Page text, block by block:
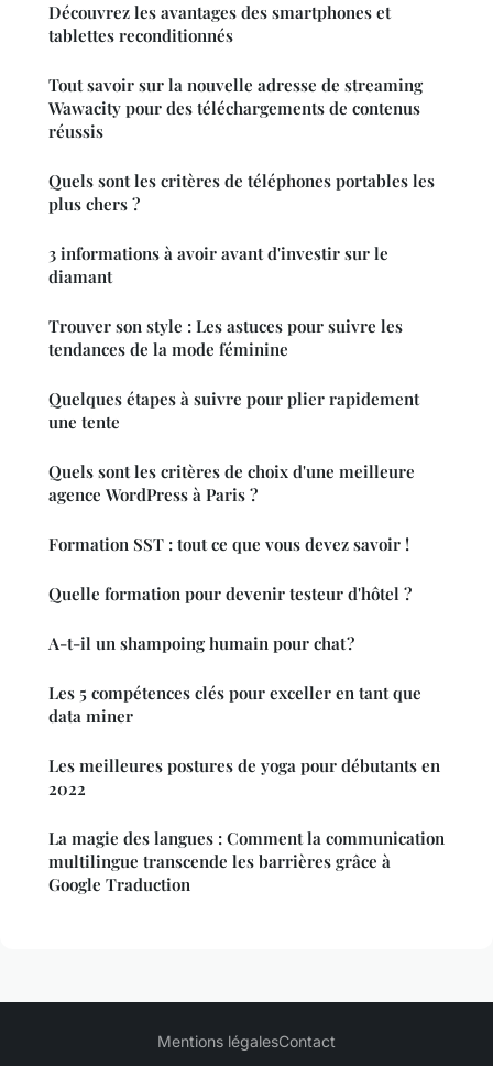
Découvrez les avantages des smartphones et
tablettes reconditionnés
Tout savoir sur la nouvelle adresse de streaming
Wawacity pour des téléchargements de contenus
réussis
Quels sont les critères de téléphones portables les
plus chers ?
3 informations à avoir avant d'investir sur le
diamant
Trouver son style : Les astuces pour suivre les
tendances de la mode féminine
Quelques étapes à suivre pour plier rapidement
une tente
Quels sont les critères de choix d'une meilleure
agence WordPress à Paris ?
Formation SST : tout ce que vous devez savoir !
Quelle formation pour devenir testeur d'hôtel ?
A-t-il un shampoing humain pour chat ?
Les 5 compétences clés pour exceller en tant que
data miner
Les meilleures postures de yoga pour débutants en
2022
La magie des langues : Comment la communication
multilingue transcende les barrières grâce à
Google Traduction
Mentions légalesContact